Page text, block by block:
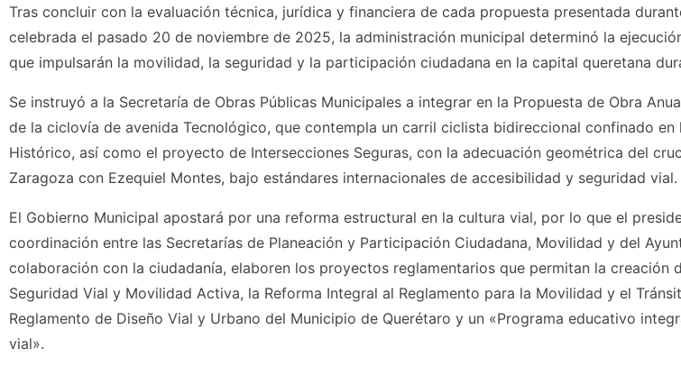
Tras concluir con la evaluación técnica, jurídica y financiera de cada propuesta presentada
celebrada el pasado 20 de noviembre de 2025, la administración municipal determinó la
que impulsarán la movilidad, la seguridad y la participación ciudadana en la capital queretana
Se instruyó a la Secretaría de Obras Públicas Municipales a integrar en la Propuesta de Obra
de la ciclovía de avenida Tecnológico, que contempla un carril ciclista bidireccional confinado en
Histórico, así como el proyecto de Intersecciones Seguras, con la adecuación geométrica del
Zaragoza con Ezequiel Montes, bajo estándares internacionales de accesibilidad y seguridad vial.
El Gobierno Municipal apostará por una reforma estructural en la cultura vial, por lo que el
coordinación entre las Secretarías de Planeación y Participación Ciudadana, Movilidad y del
colaboración con la ciudadanía, elaboren los proyectos reglamentarios que permitan la creación
Seguridad Vial y Movilidad Activa, la Reforma Integral al Reglamento para la Movilidad y el
Reglamento de Diseño Vial y Urbano del Municipio de Querétaro y un «Programa educativo
vial».